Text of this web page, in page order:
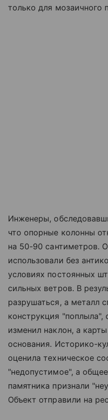
только для мозаичного
Инженеры,
что опорные колонны
на 50-90 сантиметров.
использовали без
условиях постоянных
сильных ветров. В
разрушаться, а металл
конструкция "поплыла",
изменил наклон, а
основания. Историко-
оценила техническое
"недопустимое", а
памятника признали
Объект отправили на